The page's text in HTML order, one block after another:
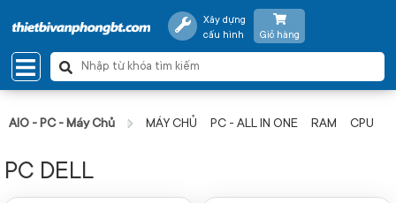
Xây dựng
cấu hình
Giỏ hàng
AIO - PC - Máy Chủ MÁY CHỦ PC - ALL IN ONE RAM CPU
PC DELL